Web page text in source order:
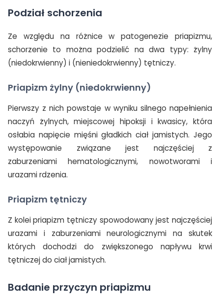
TAK, JESTEM PROFESIONALISTĄ
Nie jestem profesionalistą
Podział schorzenia
Ze względu na różnice w patogenezie priapizmu,
schorzenie to można podzielić na dwa typy: żylny
(niedokrwienny) i (nieniedokrwienny) tętniczy.
Priapizm żylny (niedokrwienny)
Pierwszy z nich powstaje w wyniku silnego napełnienia
naczyń żylnych, miejscowej hipoksji i kwasicy, która
osłabia napięcie mięśni gładkich ciał jamistych. Jego
występowanie związane jest najczęściej z
zaburzeniami hematologicznymi, nowotworami i
urazami rdzenia.
Priapizm tętniczy
Z kolei priapizm tętniczy spowodowany jest najczęściej
urazami i zaburzeniami neurologicznymi na skutek
których dochodzi do zwiększonego napływu krwi
tętniczej do ciał jamistych.
Badanie przyczyn priapizmu